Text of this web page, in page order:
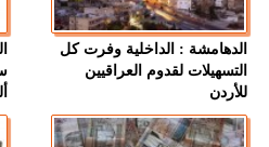
الدهامشة : الداخلية وفرت كل
التسهيلات لقدوم العراقيين
للأردن